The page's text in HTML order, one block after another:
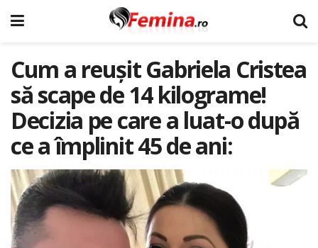
Cum a reuşit Gabriela Cristea
să scape de 14 kilograme!
Decizia pe care a luat-o după
ce a împlinit 45 de ani: